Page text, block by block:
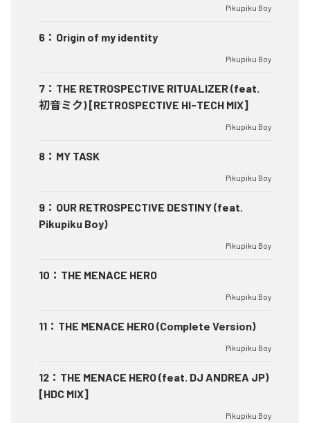
Pikupiku Boy
6 ： Origin of my identity
Pikupiku Boy
7 ： THE RETROSPECTIVE RITUALIZER (feat.
初音ミク) [RETROSPECTIVE HI-TECH MIX]
Pikupiku Boy
8 ： MY TASK
Pikupiku Boy
9 ： OUR RETROSPECTIVE DESTINY (feat.
Pikupiku Boy)
Pikupiku Boy
10 ： THE MENACE HERO
Pikupiku Boy
11 ： THE MENACE HERO (Complete Version)
Pikupiku Boy
12 ： THE MENACE HERO (feat. DJ ANDREA JP)
[HDC MIX]
Pikupiku Boy